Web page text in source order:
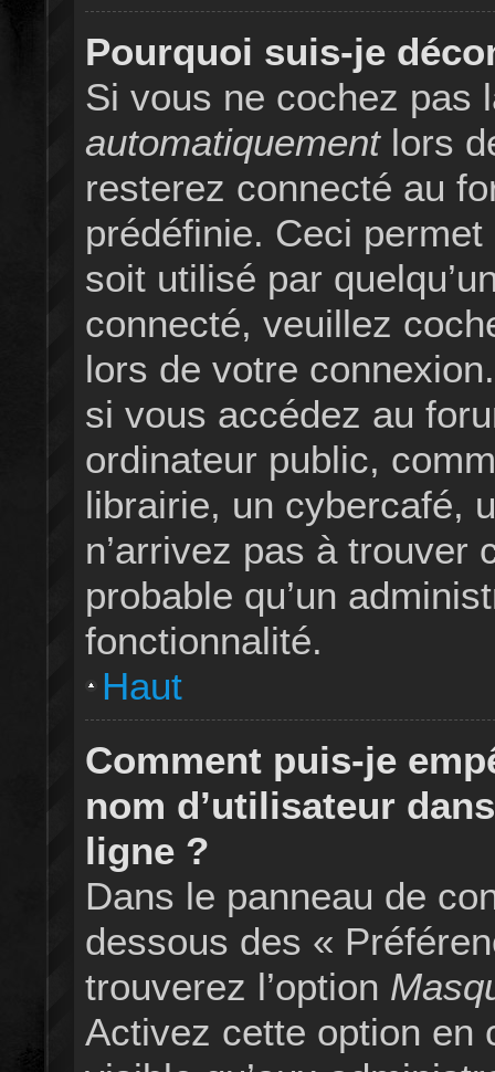
Pourquoi suis-je
Si vous ne cochez pas
automatiquementlors
resterez connecté au
prédéfinie. Ceci
soit utilisé par
connecté, veuillez
lors de votre
si vous accédez au
ordinateur public,
librairie, un cybercafé,
n’arrivez pas à trouver
probable qu’un
fonctionnalité.
Haut
Comment puis-je
nom d’utilisateur
ligne ?
Dans le panneau de
dessous des «
trouverez l’option
Activez cette option en